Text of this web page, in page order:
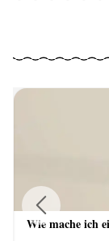
Wie mache ich
Previous